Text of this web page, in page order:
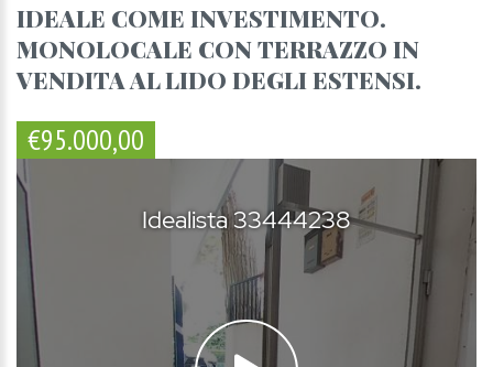
IDEALE COME INVESTIMENTO.
MONOLOCALE CON TERRAZZO IN
VENDITA AL LIDO DEGLI ESTENSI.
€95.000,00